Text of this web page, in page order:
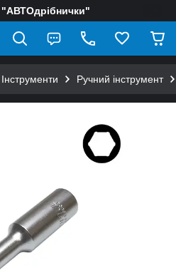
"АВТОдрібнички"
Інструменти Ручний інструмент